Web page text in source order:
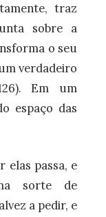
traz
sobre a
o seu
verdadeiro
Em um
espaço das
elas passa, e
sorte de
a pedir, e